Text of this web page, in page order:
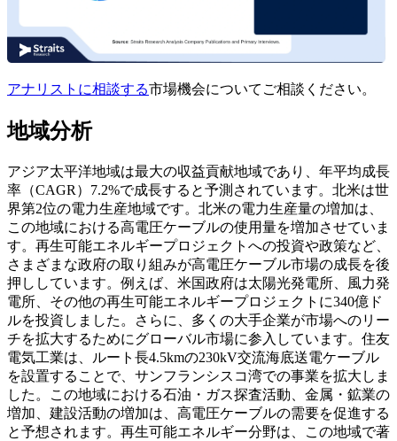
アナリストに相談する市場機会についてご相談ください。
地域分析
アジア太平洋地域は最大の収益貢献地域であり、年平均成長
率（CAGR）7.2%で成長すると予測されています。北米は世
界第2位の電力生産地域です。北米の電力生産量の増加は、
この地域における高電圧ケーブルの使用量を増加させていま
す。再生可能エネルギープロジェクトへの投資や政策など、
さまざまな政府の取り組みが高電圧ケーブル市場の成長を後
押ししています。例えば、米国政府は太陽光発電所、風力発
電所、その他の再生可能エネルギープロジェクトに340億ド
ルを投資しました。さらに、多くの大手企業が市場へのリー
チを拡大するためにグローバル市場に参入しています。住友
電気工業は、ルート長4.5kmの230kV交流海底送電ケーブル
を設置することで、サンフランシスコ湾での事業を拡大しま
した。この地域における石油・ガス探査活動、金属・鉱業の
増加、建設活動の増加は、高電圧ケーブルの需要を促進する
と予想されます。再生可能エネルギー分野は、この地域で著